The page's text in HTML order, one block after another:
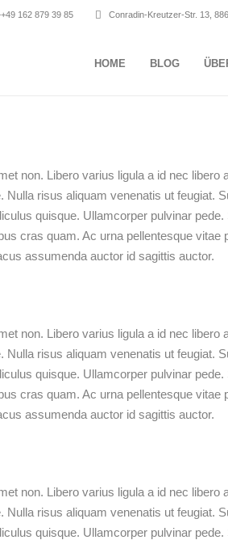
162 879 39 85 Conradin-Kreutzer-Str. 13,
HOME BLOG
non. Libero varius ligula a id nec
Nulla risus aliquam venenatis ut feugiat.
quisque. Ullamcorper pulvinar
cras quam. Ac urna pellentesque
assumenda auctor id sagittis auctor.
non. Libero varius ligula a id nec
Nulla risus aliquam venenatis ut feugiat.
quisque. Ullamcorper pulvinar
cras quam. Ac urna pellentesque
assumenda auctor id sagittis auctor.
non. Libero varius ligula a id nec
Nulla risus aliquam venenatis ut feugiat.
quisque. Ullamcorper pulvinar